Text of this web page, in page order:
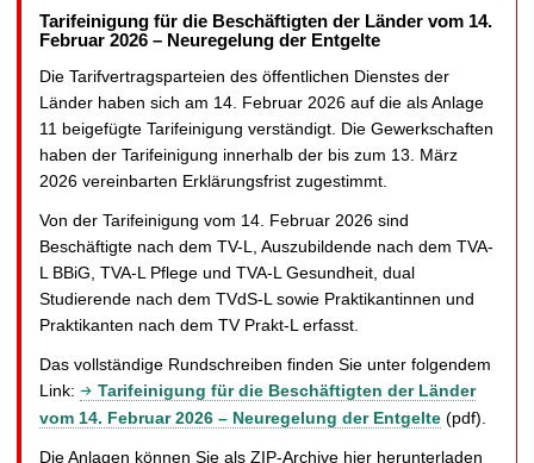
Tarifeinigung für die Beschäftigten der Länder vom 14.
Februar 2026 – Neuregelung der Entgelte
Die Tarifvertragsparteien des öffentlichen Dienstes der
Länder haben sich am 14. Februar 2026 auf die als Anlage
11 beigefügte Tarifeinigung verständigt. Die Gewerkschaften
haben der Tarifeinigung innerhalb der bis zum 13. März
2026 vereinbarten Erklärungsfrist zugestimmt.
Von der Tarifeinigung vom 14. Februar 2026 sind
Beschäftigte nach dem TV-L, Auszubildende nach dem TVA-
L BBiG, TVA-L Pflege und TVA-L Gesundheit, dual
Studierende nach dem TVdS-L sowie Praktikantinnen und
Praktikanten nach dem TV Prakt-L erfasst.
Das vollständige Rundschreiben finden Sie unter folgendem
Link:
Tarifeinigung für die Beschäftigten der Länder
vom 14. Februar 2026 – Neuregelung der Entgelte (pdf).
Die Anlagen können Sie als ZIP-Archive hier herunterladen